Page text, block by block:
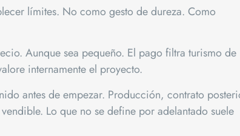
límites. No como gesto de dureza. Como
Aunque sea pequeño. El pago filtra turismo de
internamente el proyecto.
antes de empezar. Producción, contrato
Lo que no se define por adelantado suele